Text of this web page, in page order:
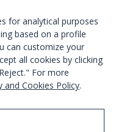
.
for analytical purposes
based on a profile
can customize your
all cookies by clicking
For more
and Cookies Policy.